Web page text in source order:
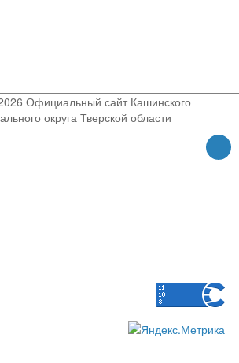
Официальный сайт Кашинского
округа Тверской области